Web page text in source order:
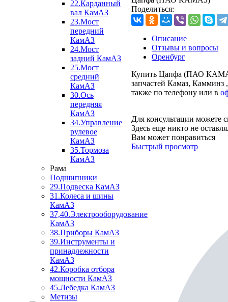
22.Карданный
вал КамАЗ
23.Мост
передний
КамАЗ
24.Мост
задний КамАЗ
25.Мост
средний
КамАЗ
30.Ось
передняя
КамАЗ
34.Управление
рулевое
КамАЗ
35.Тормоза
КамАЗ
Рама
Подшипники
29.Подвеска КамАЗ
31.Колеса и шины
КамАЗ
37,40.Электрооборудование
КамАЗ
38.Приборы КамАЗ
39.Инструменты и
принадлежности
КамАЗ
42.Коробка отбора
мощности КамАЗ
45.Лебедка КамАЗ
Метизы
Поделиться:
Описание
Отзывы и вопросы
Оренбург
Купить Цапфа (ПАО
запчастей Камаз, Камминз
также по телефону или в
Для консультации можете
Здесь еще никто не
Вам может понравиться
Быстрый просмотр